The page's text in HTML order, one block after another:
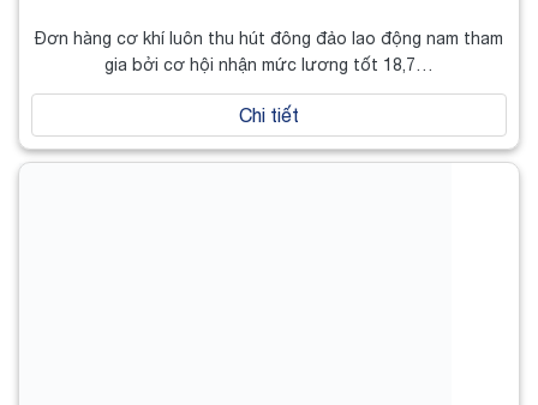
Đơn hàng cơ khí luôn thu hút đông đảo lao động nam tham
gia bởi cơ hội nhận mức lương tốt 18,7…
Chi tiết